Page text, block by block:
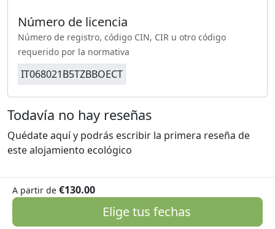
Número de licencia
Número de registro, código CIN, CIR u otro código
requerido por la normativa
IT068021B5TZBBOECT
Todavía no hay reseñas
Quédate aquí y podrás escribir la primera reseña de
este alojamiento ecológico
A partir de €130.00
Elige tus fechas